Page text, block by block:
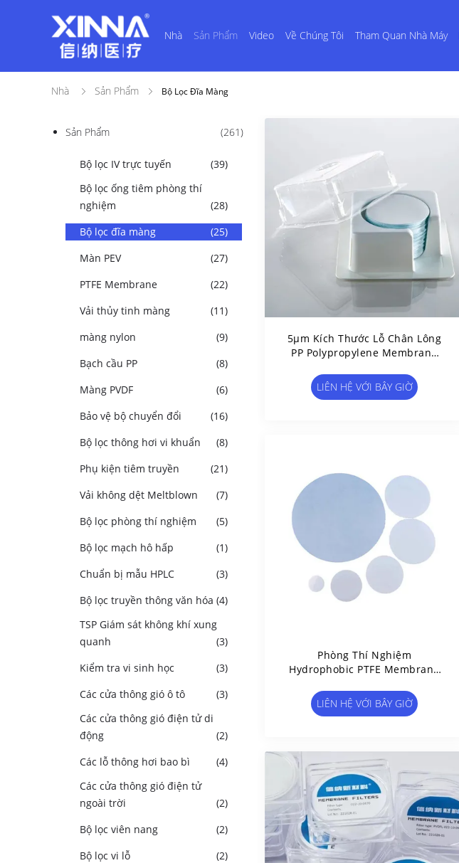
Nhà Sản Phẩm Video Về Chúng Tôi Tham Quan Nhà Máy
Nhà Sản Phẩm Bộ Lọc Đĩa Màng
Sản Phẩm (261)
Bộ lọc IV trực tuyến
(39)
Bộ lọc ống tiêm phòng thí
nghiệm
(28)
Bộ lọc đĩa màng
(25)
Màn PEV
(27)
PTFE Membrane
(22)
Vải thủy tinh màng
(11)
màng nylon
(9)
Bạch cầu PP
(8)
Màng PVDF
(6)
Bảo vệ bộ chuyển đổi
(16)
Bộ lọc thông hơi vi khuẩn
(8)
Phụ kiện tiêm truyền
(21)
Vải không dệt Meltblown
(7)
Bộ lọc phòng thí nghiệm
(5)
Bộ lọc mạch hô hấp
(1)
Chuẩn bị mẫu HPLC
(3)
Bộ lọc truyền thông văn hóa (4)
TSP Giám sát không khí xung
quanh
(3)
Kiểm tra vi sinh học
(3)
Các cửa thông gió ô tô
(3)
Các cửa thông gió điện tử di
động
(2)
Các lỗ thông hơi bao bì
(4)
Các cửa thông gió điện tử
ngoài trời
(2)
Bộ lọc viên nang
(2)
Bộ lọc vi lỗ
(2)
5μm Kích Thước Lỗ Chân Lông
PP Polypropylene Membrane
Supplies
LIÊN HỆ VỚI BÂY GIỜ
Phòng Thí Nghiệm
Hydrophobic PTFE Membrane
- 5um Kích Thước Lỗ Chân
Lông
LIÊN HỆ VỚI BÂY GIỜ